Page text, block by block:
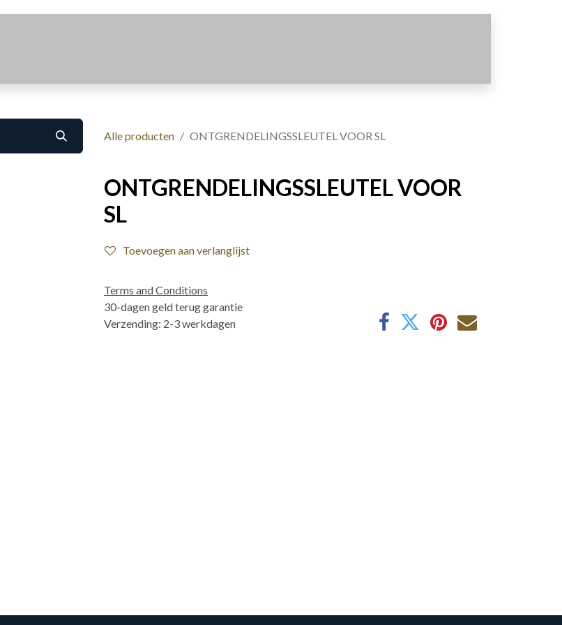
Alle producten ONTGRENDELINGSSLEUTEL VOOR SL
ONTGRENDELINGSSLEUTEL VOOR
SL
Toevoegen aan verlanglijst
Terms and Conditions
30-dagen geld terug garantie
Verzending: 2-3 werkdagen